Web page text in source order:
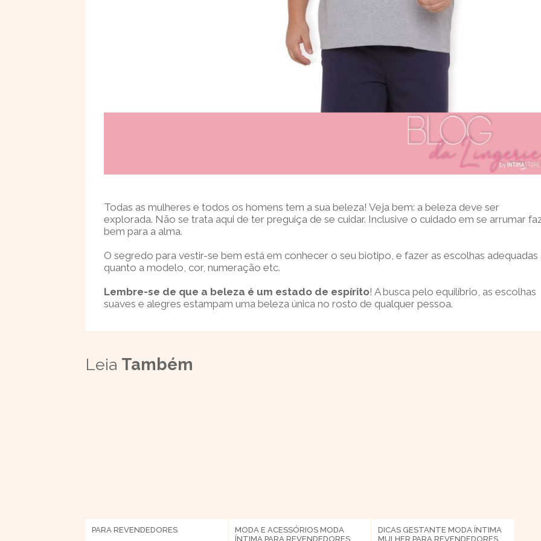
Todas as mulheres e todos os homens tem a sua beleza! Veja bem: a beleza deve ser
explorada. Não se trata aqui de ter preguiça de se cuidar. Inclusive o cuidado em se arrumar
bem para a alma.
O segredo para vestir-se bem está em conhecer o seu biotipo, e fazer as escolhas adequadas
quanto a modelo, cor, numeração etc.
Lembre-se de que a beleza é um estado de espírito! A busca pelo equilíbrio, as escolhas
suaves e alegres estampam uma beleza única no rosto de qualquer pessoa.
Leia Também
PARA REVENDEDORES MODA E ACESSÓRIOS MODA
ÍNTIMA PARA REVENDEDORES
DICAS GESTANTE MODA ÍNTIMA
MULHER PARA REVENDEDORES